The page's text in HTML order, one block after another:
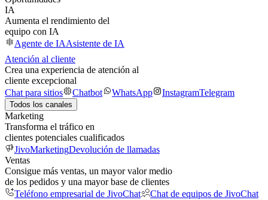
IA
Aumenta el rendimiento del
equipo con IA
Agente de IAAsistente de IA
Atención al cliente
Crea una experiencia de atención al
cliente excepcional
Chat para sitios
Chatbot WhatsApp InstagramTelegram
Todos los canales
Marketing
Transforma el tráfico en
clientes potenciales cualificados
JivoMarketingDevolución de llamadas
Ventas
Consigue más ventas, un mayor valor medio
de los pedidos y una mayor base de clientes
Teléfono empresarial de JivoChat
Chat de equipos de JivoChat